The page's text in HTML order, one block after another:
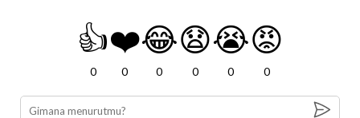
👍
0
❤️
0
😂
0
😧
0
😭
0
😡
0